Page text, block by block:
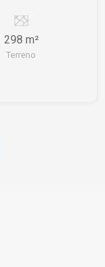
298 m²
Terreno